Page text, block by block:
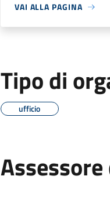
VAI ALLA PAGINA
Tipo di
ufficio